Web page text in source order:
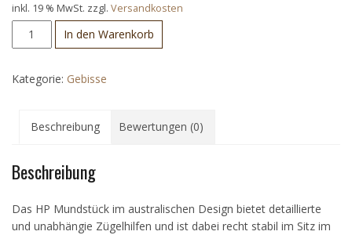
inkl. 19 % MwSt. zzgl. Versandkosten
D-
Menge
In den Warenkorb
Kategorie: Gebisse
Beschreibung Bewertungen (0)
Beschreibung
Das HP Mundstück im australischen Design bietet detaillierte
und unabhängie Zügelhilfen und ist dabei recht stabil im Sitz im